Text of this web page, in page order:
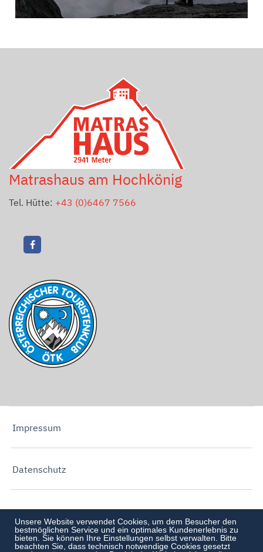
Unsere Website verwendet Cookies, um dem Besucher den
bestmöglichen Service und ein optimales Kundenerlebnis zu
bieten. Sie können Ihre Einstellungen selbst verwalten. Bitte
beachten Sie, dass technisch notwendige Cookies gesetzt
Matrashaus am Hochkönig
Tel. Hütte: +43 (0)6467 7566
Impressum
Datenschutz